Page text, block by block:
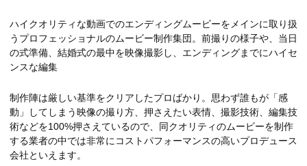
ハイクオリティな動画でのエンディングムービーをメインに取り扱
うプロフェッショナルのムービー制作集団。前撮りの様子や、当日
の式準備、結婚式の最中を映像撮影し、エンディングまでにハイセ
ンスな編集
制作陣は厳しい基準をクリアしたプロばかり。思わず誰もが「感
動」してしまう映像の撮り方、押さえたい表情、撮影技術、編集技
術などを100%押さえているので、同クオリティのムービーを制作
する業者の中では非常にコストパフォーマンスの高いプロデュース
会社といえます。